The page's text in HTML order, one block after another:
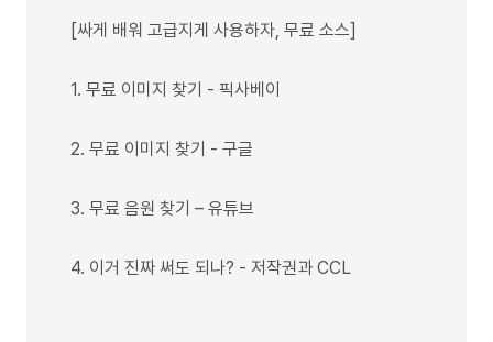
[싸게 배워 고급지게 사용하자, 무료 소스]
1. 무료 이미지 찾기 - 픽사베이
2. 무료 이미지 찾기 - 구글
3. 무료 음원 찾기 – 유튜브
4. 이거 진짜 써도 되나? - 저작권과 CCL